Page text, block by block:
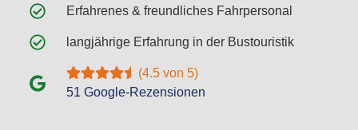
Erfahrenes & freundliches Fahrpersonal
langjährige Erfahrung in der Bustouristik
(4.5 von 5)
51 Google-Rezensionen